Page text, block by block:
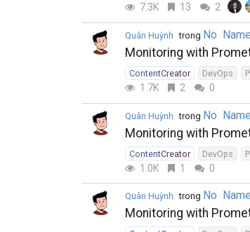
7.3K 13 2
Quân Huỳnh trong No Name
Monitoring with
ContentCreator DevOps
1.7K 2 0
Quân Huỳnh trong No Name
Monitoring with
ContentCreator DevOps
1.0K 1 0
Quân Huỳnh trong No Name
Monitoring with